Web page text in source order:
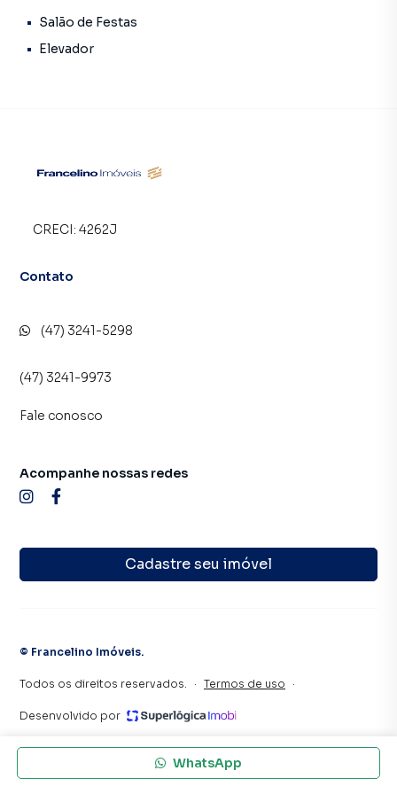
Salão de Festas
Elevador
WhatsApp
CRECI: 4262J
Contato
(47) 3241-5298
(47) 3241-9973
Fale conosco
Cadastre seu imóvel
Acompanhe nossas redes
© Francelino Imóveis.
Todos os direitos reservados. · Termos de uso ·
Desenvolvido por